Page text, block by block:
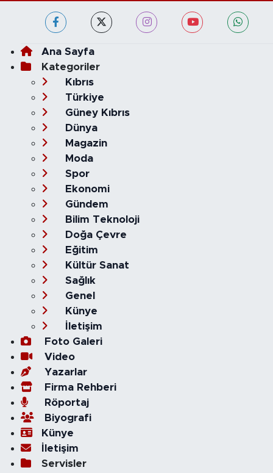
Ana Sayfa
Kategoriler
Kıbrıs
Türkiye
Güney Kıbrıs
Dünya
Magazin
Moda
Spor
Ekonomi
Gündem
Bilim Teknoloji
Doğa Çevre
Eğitim
Kültür Sanat
Sağlık
Genel
Künye
İletişim
Foto Galeri
Video
Yazarlar
Firma Rehberi
Röportaj
Biyografi
Künye
İletişim
Servisler